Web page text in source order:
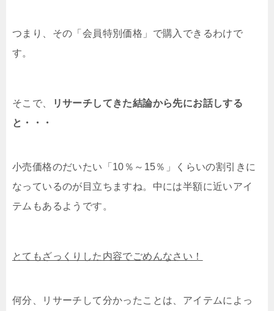
つまり、その「会員特別価格」で購入できるわけで
す。
そこで、
リサーチしてきた結論から先にお話しする
と・・・
小売価格のだいたい「10％～15％」くらいの割引きに
なっているのが目立ちますね。中には半額に近いアイ
テムもあるようです。
とてもざっくりした内容でごめんなさい！
何分、リサーチして分かったことは、アイテムによっ